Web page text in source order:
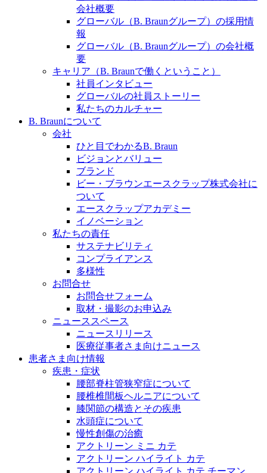
販売代理店さま向け情報​
お問合せ先、価格情報、E-Shopのご案内など販売店さ
ま向けの情報スペースです。
ができます。
お問合せフォームより、ご質問をお送りください。
会社概要
グローバル（B. Braunグループ）の採用情
報
グローバル（B. Braunグループ）の会社概
要
キャリア（B. Braunで働くということ）
社員インタビュー
グローバルの社員ストーリー
私たちのカルチャー
B. Braunについて
会社
ひと目でわかるB. Braun
ビジョンとバリュー
ブランド
ビー・ブラウンエースクラップ株式会社に
ついて
エースクラップアカデミー
イノベーション
私たちの責任
サステナビリティ
コンプライアンス
多様性
お問合せ
お問合せフォーム
取材・撮影のお申込み
ニューススペース
ニュースリリース
医療従事者さま向けニュース
患者さま向け情報
疾患・症状
腰部脊柱管狭窄症について
腰椎椎間板ヘルニアについて
膝関節の構造とその疾患
水頭症について
慢性創傷の治癒
アクトリーン ミニ カテ
アクトリーン ハイライト カテ
アクトリーン ハイライト カテ チーマン